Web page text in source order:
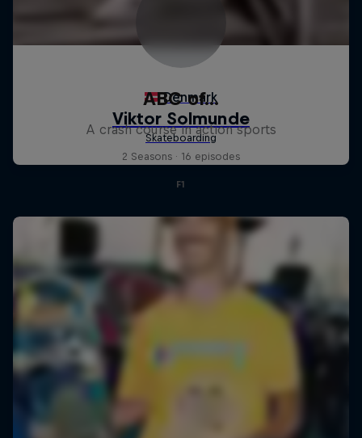
ABC of...
A crash course in action sports
2 Seasons · 16 episodes
F1